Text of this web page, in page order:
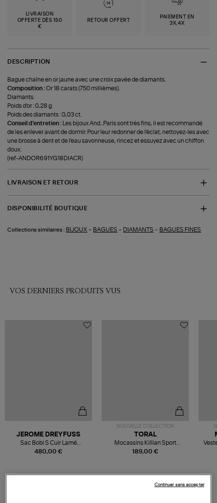
LIVRAISON
OFFERTE DÈS 150
€
RETOUR OFFERT
PAIEMENT EN
3X,4X
DESCRIPTION
Bague chaîne en or jaune avec une croix pavée de diamants.
Composition :Or 18 carats (750 millièmes).
Diamants.
Poids d'or : 0,28 g.
Poids des diamants : 0,03 ct.
Conseil d'entretien :
Les bijoux And...Paris sont très fins, il est recommandé
de les enlever avant de dormir. Pour leur redonner de l'éclat, nettoyez-les avec
une brosse à dent et de l'eau savonneuse, rincez et essuyez avec un chiffon
doux.
(ref-ANDOR691YG18DIACR)
LIVRAISON ET RETOUR
DISPONIBILITÉ BOUTIQUE
Collections similaires : BIJOUX - BAGUES - DIAMANTS - BAGUES FINES
VOS DERNIERS PRODUITS VUS
480,00 €
JEROME DREYFUSS
Sac Bobi S Cuir Lamé
Champagne
NOUVELLE COLLECTION
189,00 €
TORAL
Mocassins Killian Sport
Mousse
Continuer sans accepter